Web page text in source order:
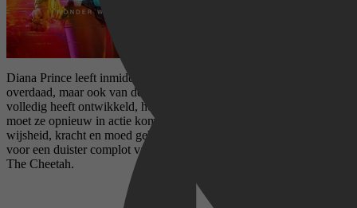
Diana Prince leeft inmiddels incognito in jaren 80 - een tijdperk van
overdaad, maar ook van de Koude Oorlog. Hoewel ze haar krachten
volledig heeft ontwikkeld, houdt ze zich op de achtergrond. Maar nu
moet ze opnieuw in actie komen als Wonder Woman en al haar
wijsheid, kracht en moed gebruiken om de mensheid te behoeden
voor een duister complot van de wrede zakenman Maxwell Lord en
The Cheetah.